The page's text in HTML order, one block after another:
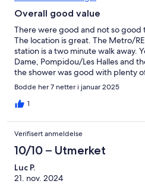
Overall good value
There were good and not so
The location is great. The Metro/
station is a two minute walk away.
Dame, Pompidou/Les Halles and
the shower was good with plenty
a little deceptive, it is not as large
several levels and steps. The
you have to crawl into the (very
upstairs. This would work for a
friends, but not two couples. If
time in the apartment then it will
Bodde her 7 netter i januar 2025
1
Verifisert anmeldelse
10/10 – Utmerket
Luc P.
21. nov. 2024